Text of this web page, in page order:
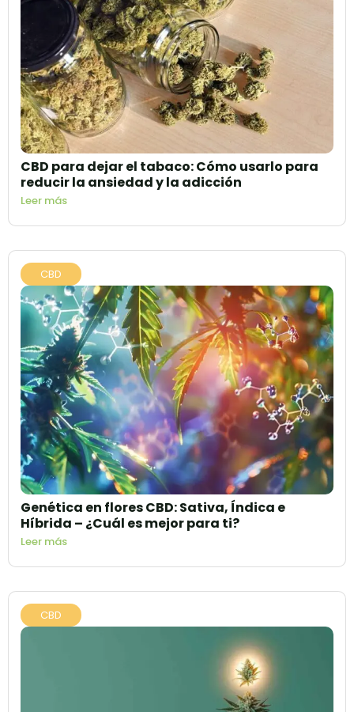
CBD para dejar el tabaco: Cómo usarlo para
reducir la ansiedad y la adicción
Leer más
CBD
Genética en flores CBD: Sativa, Índica e
Híbrida – ¿Cuál es mejor para ti?
Leer más
CBD